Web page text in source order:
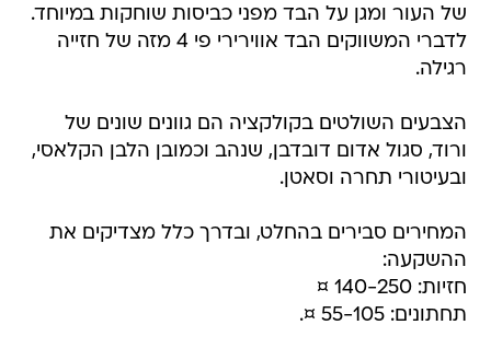
של העור ומגן על הבד מפני כביסות שוחקות במיוחד.
לדברי המשווקים הבד אווירירי פי 4 מזה של חזייה
רגילה.
הצבעים השולטים בקולקציה הם גוונים שונים של
ורוד, סגול אדום דובדבן, שנהב וכמובן הלבן הקלאסי,
ובעיטורי תחרה וסאטן.
המחירים סבירים בהחלט, ובדרך כלל מצדיקים את
ההשקעה:
חזיות: 140-250 ¤
תחתונים: 55-105 ¤.